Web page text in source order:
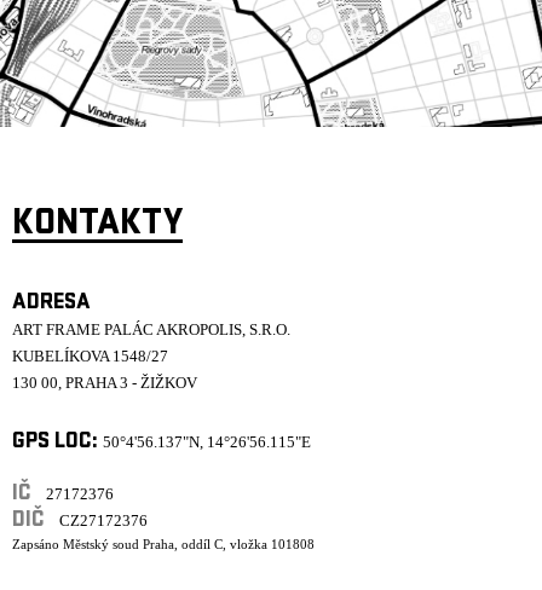
KONTAKTY
ADRESA
ART FRAME PALÁC AKROPOLIS, S.R.O.
KUBELÍKOVA 1548/27
130 00, PRAHA 3 - ŽIŽKOV
GPS LOC: 50°4'56.137"N, 14°26'56.115"E
IČ 27172376
DIČ CZ27172376
Zapsáno Městský soud Praha, oddíl C, vložka 101808